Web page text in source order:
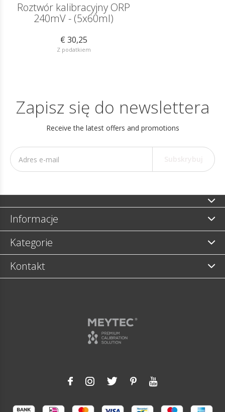
Roztwór kalibracyjny ORP
240mV - (5x60ml)
€ 30,25
Z podatkiem
Zapisz się do newslettera
Receive the latest offers and promotions
Informacje
Kategorie
Kontakt